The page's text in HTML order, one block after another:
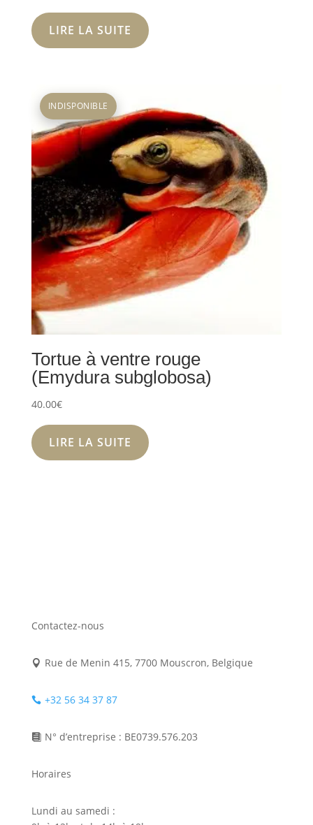
LIRE LA SUITE
Tortue à ventre rouge
(Emydura subglobosa)
40.00€
INDISPONIBLE
LIRE LA SUITE
Contactez-nous
 Rue de Menin 415, 7700 Mouscron, Belgique
 +32 56 34 37 87
 N° d’entreprise : BE0739.576.203
Horaires
Lundi au samedi :